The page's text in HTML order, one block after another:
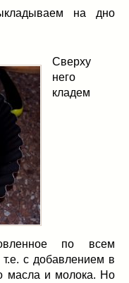
на дно
Сверху
него
кладем
по всем
с добавлением в
масла и молока. Но